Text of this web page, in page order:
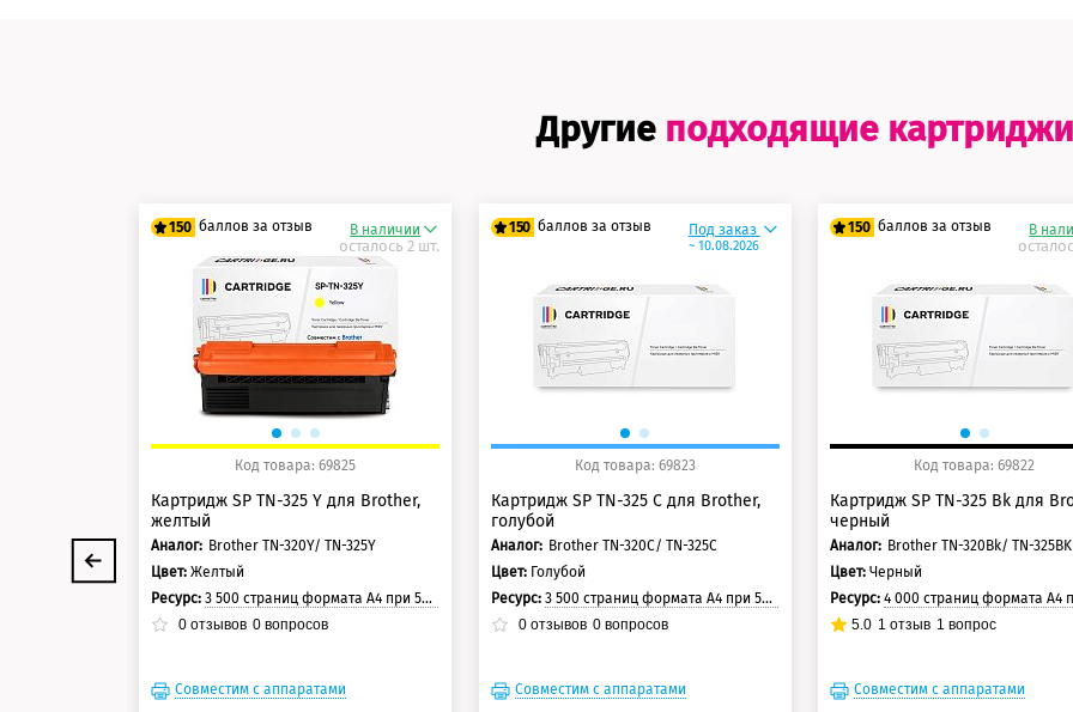
Другие подходящие картриджи
150 баллов за отзыв
125 баллов
150 баллов
В наличии
осталось 2 шт.
Код товара: 69825
Картридж SP TN-325 Y для Brother,
желтый
Аналог: Brother TN-320Y/ TN-325Y
Цвет: Желтый
Ресурс:3 500 страниц формата А4 при 5% заполнении страницы
0 отзывов 0 вопросов
Совместим с аппаратами
150 баллов за отзыв
125 баллов
150 баллов
Под заказ
~ 10.08.2026
Код товара: 69823
Картридж SP TN-325 C для Brother,
голубой
Аналог: Brother TN-320C/ TN-325C
Цвет: Голубой
Ресурс: 3 500 страниц формата А4 при 5% заполнении страницы
0отзывов 0вопросов
Совместим с аппаратами
150 баллов за отзыв
125 баллов
150 баллов
В
Код товара: 69822
Картридж SP TN-325 Bk для
черный
Аналог: Brother TN-320Bk/ TN-325BK
Цвет: Черный
Ресурс:4 000 страниц формата А4 при 5% заполнении
5.0 1 отзыв 1 вопрос
Совместим с аппаратами